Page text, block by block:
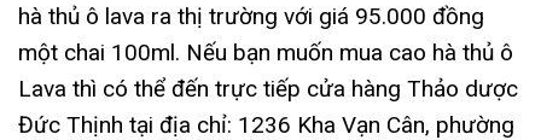
hà thủ ô lava ra thị trường với giá 95.000 đồng
một chai 100ml. Nếu bạn muốn mua cao hà thủ ô
Lava thì có thể đến trực tiếp cửa hàng Thảo dược
Đức Thịnh tại địa chỉ: 1236 Kha Vạn Cân, phường